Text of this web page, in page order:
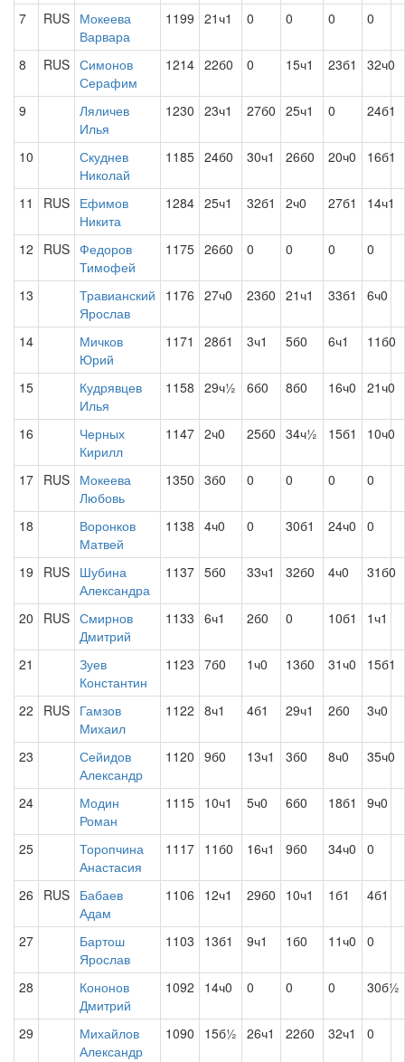
7 RUS Мокеева
Варвара
1199 21ч1 0 0 0 0
8 RUS Симонов
Серафим
1214 22б0 0 15ч1 23б1 32ч0
9
Ляличев
Илья
1230 23ч1 27б0 25ч1 0 24б1
10
Скуднев
Николай
1185 24б0 30ч1 26б0 20ч0 16б1
11 RUS Ефимов
Никита
1284 25ч1 32б1 2ч0 27б1 14ч1
12 RUS Федоров
Тимофей
1175 26б0 0 0 0 0
13
Травианский
Ярослав
1176 27ч0 23б0 21ч1 33б1 6ч0
14
Мичков
Юрий
1171 28б1 3ч1 5б0 6ч1 11б0
15
Кудрявцев
Илья
1158 29ч½ 6б0 8б0 16ч0 21ч0
16
Черных
Кирилл
1147 2ч0 25б0 34ч½ 15б1 10ч0
17 RUS Мокеева
Любовь
1350 3б0 0 0 0 0
18
Воронков
Матвей
1138 4ч0 0 30б1 24ч0 0
19 RUS Шубина
Александра
1137 5б0 33ч1 32б0 4ч0 31б0
20 RUS Смирнов
Дмитрий
1133 6ч1 2б0 0 10б1 1ч1
21
Зуев
Константин
1123 7б0 1ч0 13б0 31ч0 15б1
22 RUS Гамзов
Михаил
1122 8ч1 4б1 29ч1 2б0 3ч0
23
Сейидов
Александр
1120 9б0 13ч1 3б0 8ч0 35ч0
24
Модин
Роман
1115 10ч1 5ч0 6б0 18б1 9ч0
25
Торопчина
Анастасия
1117 11б0 16ч1 9б0 34ч0 0
26 RUS Бабаев
Адам
1106 12ч1 29б0 10ч1 1б1 4б1
27
Бартош
Ярослав
1103 13б1 9ч1 1б0 11ч0 0
28
Кононов
Дмитрий
1092 14ч0 0 0 0 30б½
29
Михайлов
Александр
1090 15б½ 26ч1 22б0 32ч1 0